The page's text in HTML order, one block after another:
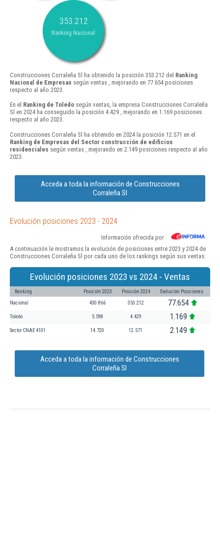
353.212
Ranking Nacional
Construcciones Corraleña Sl ha obtenido la posición 353.212 del Ranking
Nacional de Empresas según ventas , mejorando en 77.654 posiciones
respecto al año 2023.
En el Ranking de Toledo según ventas, la empresa Construcciones Corraleña
Sl en 2024 ha conseguido la posición 4.429 , mejorando en 1.169 posiciones
respecto al año 2023.
Construcciones Corraleña Sl ha obtenido en 2024 la posición 12.571 en el
Ranking de Empresas del Sector construcción de edificios
residenciales según ventas , mejorando en 2.149 posiciones respecto al año
2023.
Acceda a toda la información de Construcciones
Corraleña Sl
Evolución posiciones 2023 - 2024
Información ofrecida por
A continuación le mostramos la evolución de posiciones entre 2023 y 2024 de
Construcciones Corraleña Sl por cada uno de los rankings según sus ventas:
Evolución posiciones 2023 vs 2024 - Ventas
Ranking Posición 2023 Posición 2024 Evolución Posiciones
Nacional 430.866 353.212 77.654
Toledo 5.598 4.429 1.169
Sector CNAE 4101 14.720 12.571 2.149
Acceda a toda la información de Construcciones
Corraleña Sl